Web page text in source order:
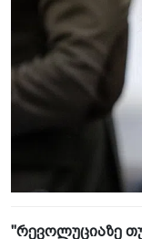
"რევოლუციაზე